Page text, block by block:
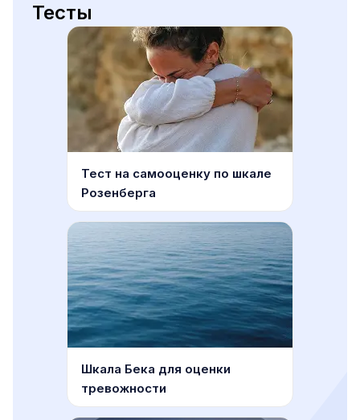
Тесты
Тест на самооценку по шкале
Розенберга
Шкала Бека для оценки
тревожности